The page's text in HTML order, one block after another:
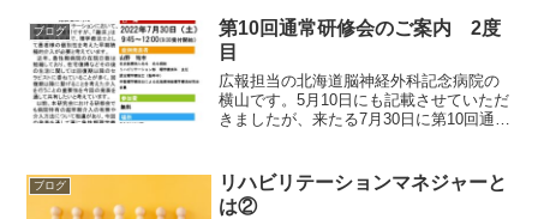
まを見せて、さらに見せる...
ブログ
第10回通常研修会のご案内 2度
目
広報担当の北海道脳神経外科記念病院の
横山です。5月10日にも記載させていただ
きましたが、来たる7月30日に第10回通常
期リハビリテーション〜その後の機能回
復と生活を見...
ブログ
リハビリテーションマネジャーと
は②